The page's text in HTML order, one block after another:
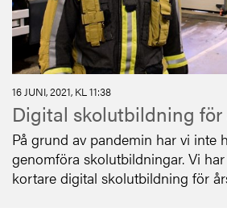
16 JUNI, 2021, KL 11:38
Digital skolutbildning för
På grund av pandemin har vi inte
genomföra skolutbildningar. Vi
kortare digital skolutbildning för